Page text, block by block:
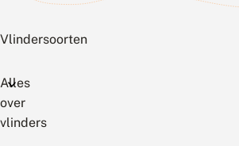
Vlindersoorten
Alles
over
vlinders